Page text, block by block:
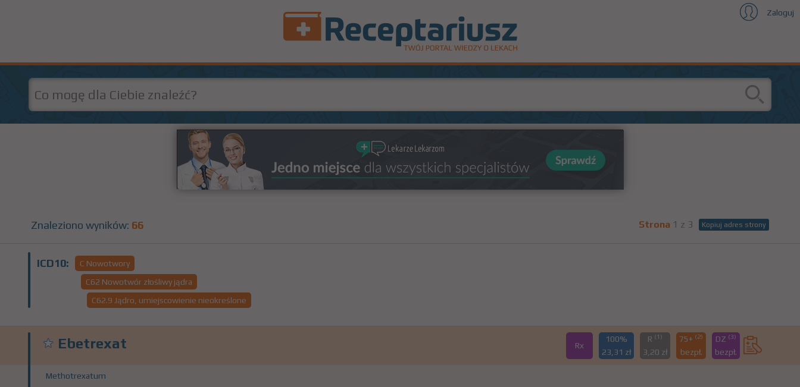
Zaloguj
Znaleziono wyników: 66 Kopiuj adres strony
Strona 1 z 3
ICD10:
C Nowotwory
C62 Nowotwór złośliwy jądra
C62.9 Jądro, umiejscowienie nieokreślone
Ebetrexat Rx
100%
23,31 zł
R (1)
3,20 zł
75+ (2)
bezpł.
DZ (3)
bezpł.
Methotrexatum